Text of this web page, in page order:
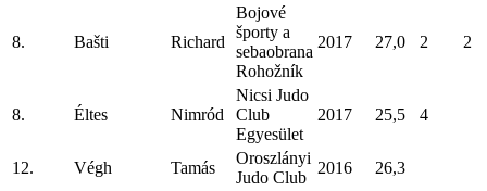
8. Bašti Richard
Bojové
športy a
sebaobrana
Rohožník
2017 27,0 2 2
8. Éltes Nimród
Nicsi Judo
Club
Egyesület
2017 25,5 4
12. Végh Tamás
Oroszlányi
Judo Club
2016 26,3